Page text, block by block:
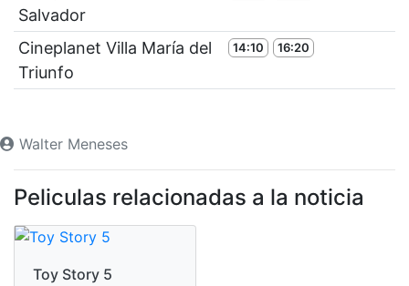
Salvador
Cineplanet Villa María del
Triunfo
14:10 16:20
Walter Meneses
Peliculas relacionadas a la noticia
Toy Story 5